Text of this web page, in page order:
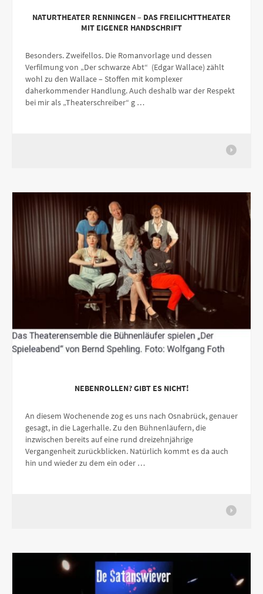
NATURTHEATER RENNINGEN – DAS FREILICHTTHEATER
MIT EIGENER HANDSCHRIFT
Besonders. Zweifellos. Die Romanvorlage und dessen
Verfilmung von „Der schwarze Abt“ (Edgar Wallace) zählt
wohl zu den Wallace – Stoffen mit komplexer
daherkommender Handlung. Auch deshalb war der Respekt
bei mir als „Theaterschreiber“ g …
NEBENROLLEN? GIBT ES NICHT!
An diesem Wochenende zog es uns nach Osnabrück, genauer
gesagt, in die Lagerhalle. Zu den Bühnenläufern, die
inzwischen bereits auf eine rund dreizehnjährige
Vergangenheit zurückblicken. Natürlich kommt es da auch
hin und wieder zu dem ein oder …